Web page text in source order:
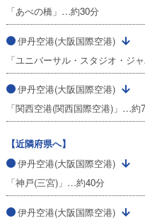
「あべの橋」…約30分
伊丹空港(大阪国際空港)
「ユニバーサル・スタジオ・ジ
伊丹空港(大阪国際空港)
「関西空港(関西国際空港)」…約
【近隣府県へ】
伊丹空港(大阪国際空港)
「神戸(三宮)」…約40分
伊丹空港(大阪国際空港)